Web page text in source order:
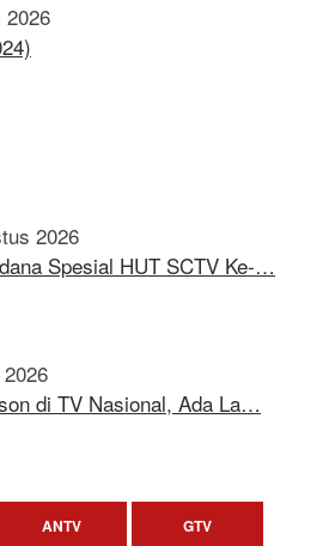
2026
2026
Spesial HUT SCTV Ke-…
di TV Nasional, Ada La…
ANTV GTV